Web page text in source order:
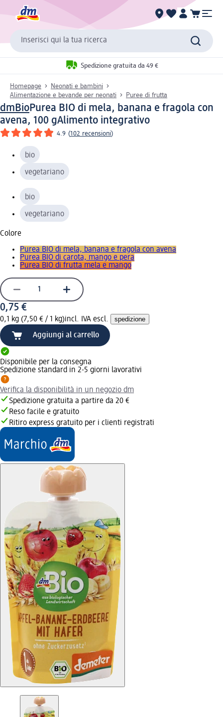
Inserisci qui la tua ricerca
Spedizione gratuita da 49 €
Homepage
Neonati e bambini
Alimentazione e bevande per neonati
Puree di frutta
dmBioPurea BIO di mela, banana e fragola con
avena, 100 gAlimento integrativo
4.9 (102 recensioni)
bio
vegetariano
bio
vegetariano
Colore
Purea BIO di mela, banana e fragola con avena
Purea BIO di carota, mango e pera
Purea BIO di frutta mela e mango
0,75 €
0,1 kg (7,50 € / 1 kg)incl. IVA escl. spedizione
Aggiungi al carrello
Disponibile per la consegna
Spedizione standard in 2-5 giorni lavorativi
Verifica la disponibilità in un negozio dm
Spedizione gratuita a partire da 20 €
Reso facile e gratuito
Ritiro express gratuito per i clienti registrati